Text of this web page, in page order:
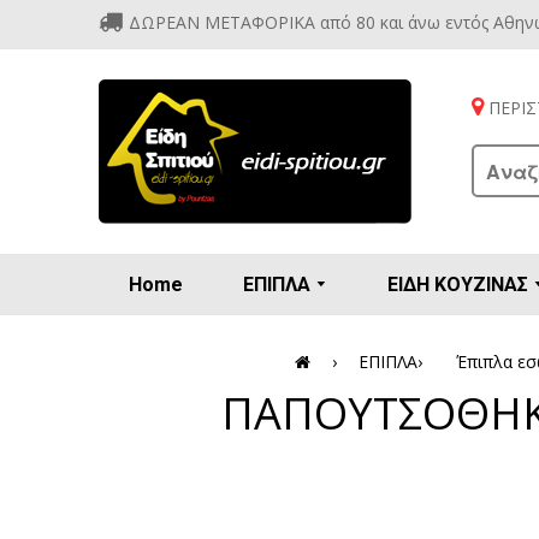
ΔΩΡΕΑΝ ΜΕΤΑΦΟΡΙΚΑ από 80 και άνω εντός
Home ΕΠΙΠΛΑ ΕΙΔΗ ΚΟΥΖΙΝΑΣ
› ΕΠΙΠΛΑ› Έπιπλα